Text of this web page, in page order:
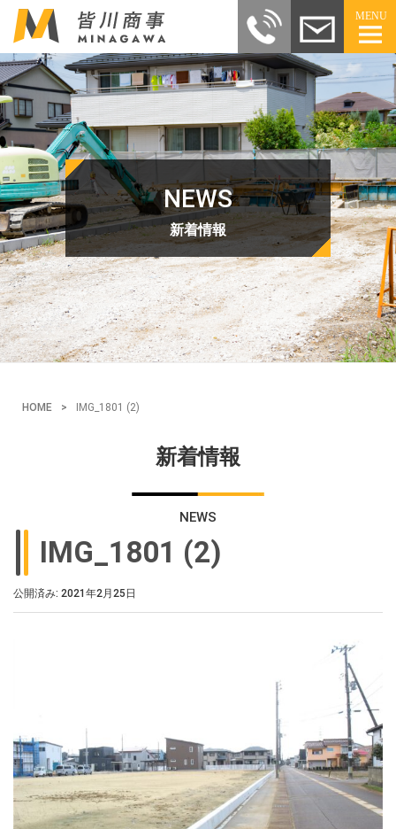
MENU
NEWS
新着情報
HOME > IMG_1801 (2)
新着情報
NEWS
IMG_1801 (2)
公開済み: 2021年2月25日